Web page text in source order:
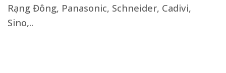
Rạng Đông, Panasonic, Schneider, Cadivi,
Sino,..